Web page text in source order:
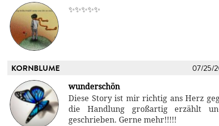
✨✨✨✨✨
KORNBLUME 07/25/
wunderschön
Diese Story ist mir richtig ans Herz
die Handlung großartig erzählt
geschrieben. Gerne mehr!!!!!